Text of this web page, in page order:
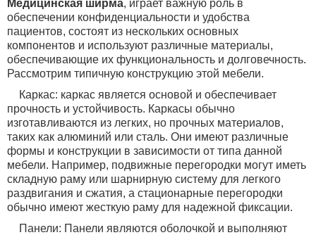
Медицинская ширма, играет важную роль в
обеспечении конфиденциальности и удобства
пациентов, состоят из нескольких основных
компонентов и используют различные материалы,
обеспечивающие их функциональность и долговечность.
Рассмотрим типичную конструкцию этой мебели.
Каркас: каркас является основой и обеспечивает
прочность и устойчивость. Каркасы обычно
изготавливаются из легких, но прочных материалов,
таких как алюминий или сталь. Они имеют различные
формы и конструкции в зависимости от типа данной
мебели. Например, подвижные перегородки могут иметь
складную раму или шарнирную систему для легкого
раздвигания и сжатия, а стационарные перегородки
обычно имеют жесткую раму для надежной фиксации.
Панели: Панели являются оболочкой и выполняют